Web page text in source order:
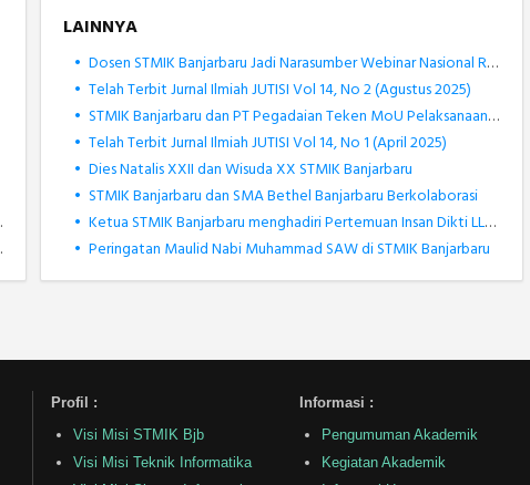
LAINNYA
• Dosen STMIK Banjarbaru Jadi Narasumber Webinar Nasional Robotika dan AI
• Telah Terbit Jurnal Ilmiah JUTISI Vol 14, No 2 (Agustus 2025)
• STMIK Banjarbaru dan PT Pegadaian Teken MoU Pelaksanaan Tridharma Perguruan Tinggi
• Telah Terbit Jurnal Ilmiah JUTISI Vol 14, No 1 (April 2025)
• Dies Natalis XXII dan Wisuda XX STMIK Banjarbaru
• STMIK Banjarbaru dan SMA Bethel Banjarbaru Berkolaborasi
• Ketua STMIK Banjarbaru menghadiri Pertemuan Insan Dikti LLDIKTI XI
• Peringatan Maulid Nabi Muhammad SAW di STMIK Banjarbaru
Profil :
Visi Misi STMIK Bjb
Visi Misi Teknik Informatika
Informasi :
Pengumuman Akademik
Kegiatan Akademik